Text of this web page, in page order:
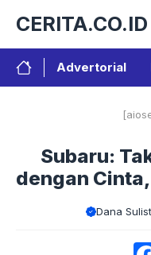
isi
CERITA.CO.ID
Advertorial
Subaru:
dengan
Dana